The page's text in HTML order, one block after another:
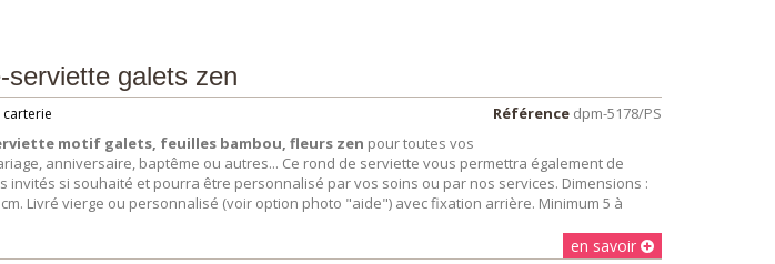
serviette galets zen
Référence dpm-5178/PS
motif galets, feuilles bambou, fleurs zen pour toutes vos
anniversaire, baptême ou autres... Ce rond de serviette vous permettra également de
invités si souhaité et pourra être personnalisé par vos soins ou par nos services. Dimensions :
cm. Livré vierge ou personnalisé (voir option photo "aide") avec fixation arrière. Minimum 5 à
en savoir